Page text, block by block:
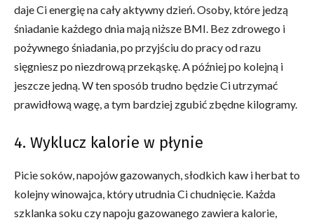
daje Ci energię na cały aktywny dzień. Osoby, które jedzą
śniadanie każdego dnia mają niższe BMI. Bez zdrowego i
pożywnego śniadania, po przyjściu do pracy od razu
sięgniesz po niezdrową przekąskę. A później po kolejną i
jeszcze jedną. W ten sposób trudno będzie Ci utrzymać
prawidłową wagę, a tym bardziej zgubić zbędne kilogramy.
4. Wyklucz kalorie w płynie
Picie soków, napojów gazowanych, słodkich kaw i herbat to
kolejny winowajca, który utrudnia Ci chudnięcie. Każda
szklanka soku czy napoju gazowanego zawiera kalorie,